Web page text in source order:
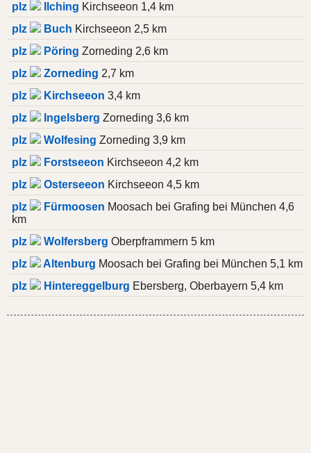
plz
Ilching Kirchseeon 1,4 km
plz
Buch Kirchseeon 2,5 km
plz
Pöring Zorneding 2,6 km
plz
Zorneding 2,7 km
plz
Kirchseeon 3,4 km
plz
Ingelsberg Zorneding 3,6 km
plz
Wolfesing Zorneding 3,9 km
plz
Forstseeon Kirchseeon 4,2 km
plz
Osterseeon Kirchseeon 4,5 km
plz
Fürmoosen Moosach bei Grafing bei München 4,6
km
plz
Wolfersberg Oberpframmern 5 km
plz
Altenburg Moosach bei Grafing bei München 5,1 km
plz
Hintereggelburg Ebersberg, Oberbayern 5,4 km